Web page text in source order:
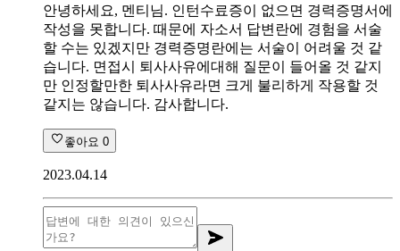
안녕하세요, 멘티님. 인턴수료증이 없으면 경력증명서에
작성을 못합니다. 때문에 자소서 답변란에 경험을 서술
할 수는 있겠지만 경력증명란에는 서술이 어려울 것 같
습니다. 면접시 퇴사사유에대해 질문이 들어올 것 같지
만 인정할만한 퇴사사유라면 크게 불리하게 작용할 것
같지는 않습니다. 감사합니다.
좋아요 0
2023.04.14